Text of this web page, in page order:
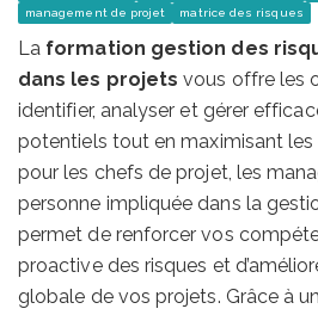
management de projet
matrice des risques
La formation gestion des
dans les projets vous offre les
identifier, analyser et gérer
potentiels tout en maximisant
pour les chefs de projet, les
personne impliquée dans la
permet de renforcer vos
proactive des risques et
globale de vos projets. Grâce à